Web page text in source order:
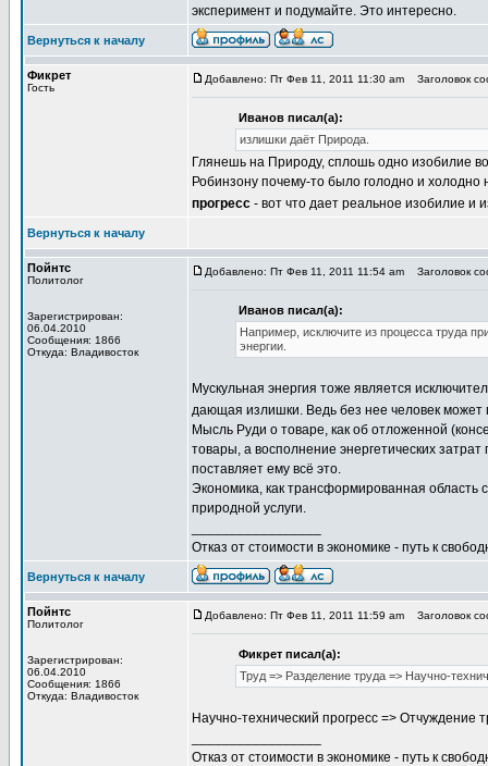
эксперимент и подумайте. Это интересно.
Вернуться к началу
Фикрет
Гость
Добавлено: Пт Фев 11, 2011 11:30 am Заголовок
Иванов писал(а):
излишки даёт Природа.
Глянешь на Природу, сплошь одно изобилие
Робинзону почему-то было голодно и холодно
прогресс - вот что дает реальное изобилие и
Вернуться к началу
Пойнтс
Политолог
Зарегистрирован:
06.04.2010
Сообщения: 1866
Откуда: Владивосток
Добавлено: Пт Фев 11, 2011 11:54 am Заголовок
Иванов писал(а):
Например, исключите из процесса труда
энергии.
Мускульная энергия тоже является
дающая излишки. Ведь без нее человек может
Мысль Руди о товаре, как об отложенной
товары, а восполнение энергетических
поставляет ему всё это.
Экономика, как трансформированная область
природной услуги.
Отказ от стоимости в экономике - путь к
Вернуться к началу
Пойнтс
Политолог
Зарегистрирован:
06.04.2010
Сообщения: 1866
Откуда: Владивосток
Добавлено: Пт Фев 11, 2011 11:59 am Заголовок
Фикрет писал(а):
Труд => Разделение труда => Научно-
Научно-технический прогресс => Отчуждение
Отказ от стоимости в экономике - путь к